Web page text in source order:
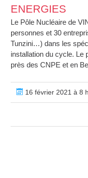
ENERGIES
Le Pôle Nucléaire de
personnes et 30
Tunzini…) dans les
installation du cycle. Le
près des CNPE et en
16 février 2021 à 8